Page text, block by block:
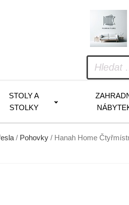
STOLY A
STOLKY
/ Pohovky / Hanah Home